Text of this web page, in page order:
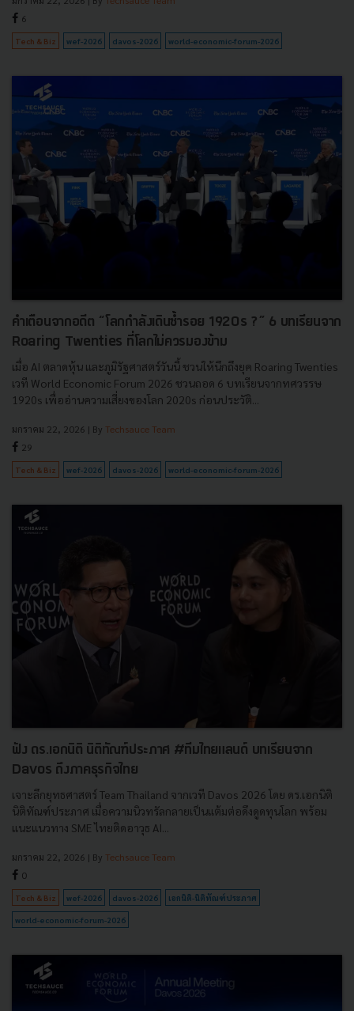
6
Tech & Biz wef-2026 davos-2026 world-economic-forum-2026
คำเตือนจากอดีต “โลกกำลังเดินซ้ำรอย 1920s ?” 6 บทเรียนจาก
Roaring Twenties ที่โลกไม่ควรมองข้าม
เมื่อ AI ตลาดหุ้น และภูมิรัฐศาสตร์วันนี้ ชวนให้นึกถึงยุค Roaring Twenties
เวที World Economic Forum 2026 ชวนถอด 6 บทเรียนจากทศวรรษ
1920s เพื่ออ่านความเสี่ยงของโลก 2020s ก่อนประวัติ...
มกราคม 22, 2026 | By Techsauce Team
29
Tech & Biz wef-2026 davos-2026 world-economic-forum-2026
ฟัง ดร.เอกนิติ นิติทัณฑ์ประภาศ #ทีมไทยแลนด์ บทเรียนจาก
Davos ถึงภาคธุรกิจไทย
เจาะลึกยุทธศาสตร์ Team Thailand จากเวที Davos 2026 โดย ดร.เอกนิติ
นิติทัณฑ์ประภาศ เมื่อความนิวทรัลกลายเป็นแต้มต่อดึงดูดทุนโลก พร้อม
แนะแนวทาง SME ไทยติดอาวุธ AI...
มกราคม 22, 2026 | By Techsauce Team
0
Tech & Biz wef-2026 davos-2026 เอกนิติ-นิติทัณฑ์ประภาศ
world-economic-forum-2026